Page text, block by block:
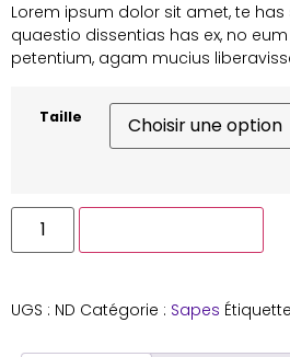
Lorem ipsum dolor sit amet, te
quaestio dissentias has ex, no
petentium, agam mucius
Taille
UGS : ND Catégorie : Sapes